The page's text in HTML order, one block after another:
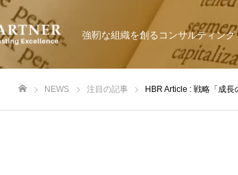
強靭な組織を創るコンサルティング
NEWS 注目の記事 HBR Article : 戦略「成